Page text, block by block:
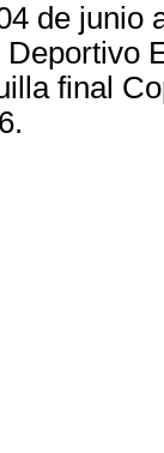
de junio
final